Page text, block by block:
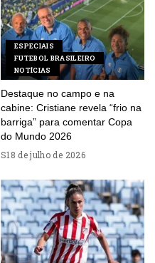
ESPECIAIS
FUTEBOL BRASILEIRO
NOTÍCIAS
Destaque no campo e na
cabine: Cristiane revela “frio na
barriga” para comentar Copa
do Mundo 2026
18 de julho de 2026